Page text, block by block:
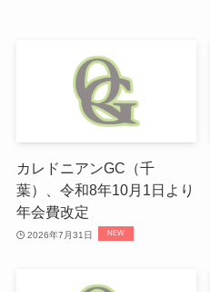
カレドニアンGC（千
葉）、令和8年10月1日より
年会費改定
2026年7月31日